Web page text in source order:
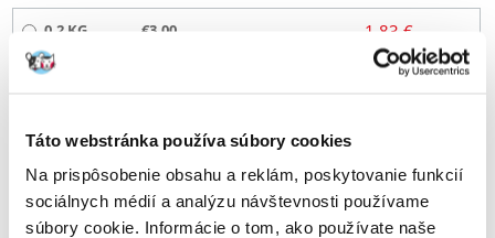
Táto webstránka používa súbory cookies
Na prispôsobenie obsahu a reklám, poskytovanie funkcií
sociálnych médií a analýzu návštevnosti používame
súbory cookie. Informácie o tom, ako používate naše
0.2 KG €3.00 1.83 €
(€14.08/ KG)
(€14.24/ KG)
ODOSIELAME DO 48HODÍN